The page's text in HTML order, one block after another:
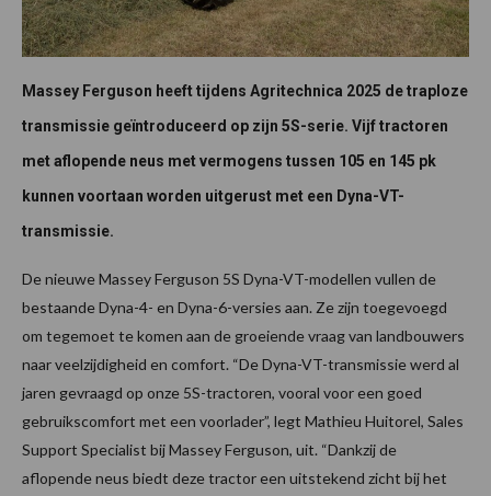
Massey Ferguson heeft tijdens Agritechnica 2025 de traploze
transmissie geïntroduceerd op zijn 5S-serie. Vijf tractoren
met aflopende neus met vermogens tussen 105 en 145 pk
kunnen voortaan worden uitgerust met een Dyna-VT-
transmissie.
De nieuwe Massey Ferguson 5S Dyna-VT-modellen vullen de
bestaande Dyna-4- en Dyna-6-versies aan. Ze zijn toegevoegd
om tegemoet te komen aan de groeiende vraag van landbouwers
naar veelzijdigheid en comfort. “De Dyna-VT-transmissie werd al
jaren gevraagd op onze 5S-tractoren, vooral voor een goed
gebruikscomfort met een voorlader”, legt Mathieu Huitorel, Sales
Support Specialist bij Massey Ferguson, uit. “Dankzij de
aflopende neus biedt deze tractor een uitstekend zicht bij het